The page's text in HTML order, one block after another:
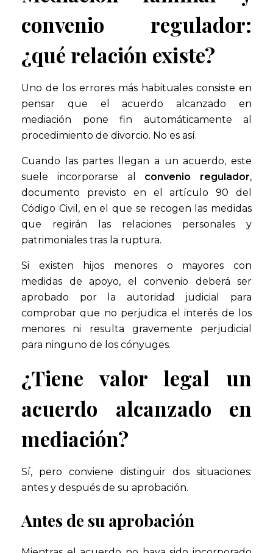
convenio regulador:
¿qué relación existe?
Uno de los errores más habituales consiste en
pensar que el acuerdo alcanzado en
mediación pone fin automáticamente al
procedimiento de divorcio. No es así.
Cuando las partes llegan a un acuerdo, este
suele incorporarse al convenio regulador,
documento previsto en el artículo 90 del
Código Civil, en el que se recogen las medidas
que regirán las relaciones personales y
patrimoniales tras la ruptura.
Si existen hijos menores o mayores con
medidas de apoyo, el convenio deberá ser
aprobado por la autoridad judicial para
comprobar que no perjudica el interés de los
menores ni resulta gravemente perjudicial
para ninguno de los cónyuges.
¿Tiene valor legal un
acuerdo alcanzado en
mediación?
Sí, pero conviene distinguir dos situaciones:
antes y después de su aprobación.
Antes de su aprobación